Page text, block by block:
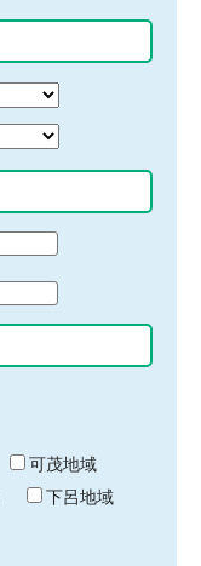
可茂地域
下呂地域